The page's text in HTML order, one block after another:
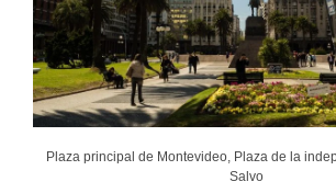
Plaza principal de Montevideo, Plaza de la
Salvo